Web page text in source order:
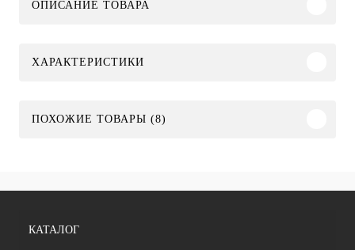
ОПИСАНИЕ ТОВАРА
ХАРАКТЕРИСТИКИ
ПОХОЖИЕ ТОВАРЫ (8)
КАТАЛОГ